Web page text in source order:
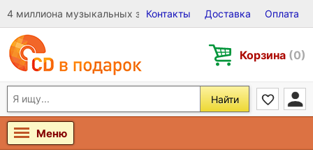
4 миллиона музыкальных записей на Виниле, CD и DVD
Контакты Доставка Оплата
Корзина (0)
Найти
Меню